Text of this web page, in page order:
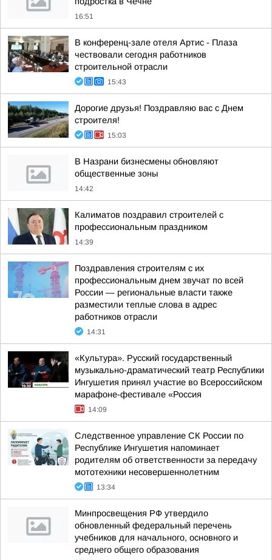
16:51
В конференц-зале отеля Артис - Плаза
чествовали сегодня работников
строительной отрасли
15:43
Дорогие друзья! Поздравляю вас с Днем
строителя!
15:03
В Назрани бизнесмены обновляют
общественные зоны
14:42
Калиматов поздравил строителей с
профессиональным праздником
14:39
Поздравления строителям с их
профессиональным днем звучат по всей
России — региональные власти также
разместили теплые слова в адрес
работников отрасли
14:31
«Культура». Русский государственный
музыкально-драматический театр Республики
Ингушетия принял участие во Всероссийском
марафоне-фестивале «Россия
14:09
Следственное управление СК России по
Республике Ингушетия напоминает
родителям об ответственности за передачу
мототехники несовершеннолетним
13:34
Минпросвещения РФ утвердило
обновленный федеральный перечень
учебников для начального, основного и
среднего общего образования